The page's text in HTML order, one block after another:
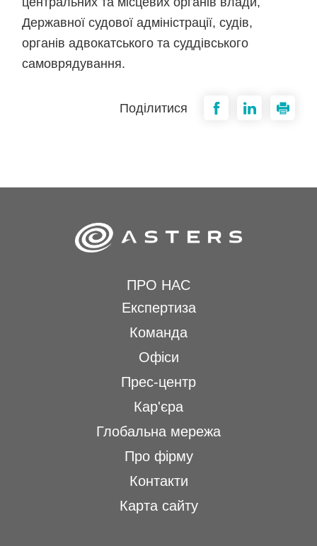
Державної судової адміністрації, судів,
органів адвокатського та суддівського
самоврядування.
Поділитися
ПРО НАС
Експертиза
Команда
Офіси
Прес-центр
Кар'єра
Глобальна мережа
Про фірму
Контакти
Карта сайту